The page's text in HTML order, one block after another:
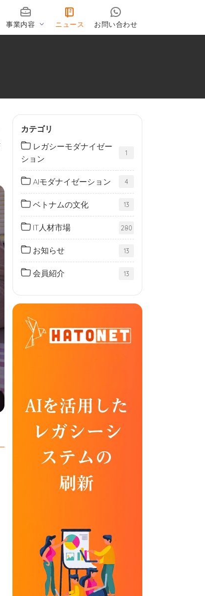
事業内容 ニュース お問い合わせ
カテゴリ
レガシーモダナイゼー
ション
1
AIモダナイゼーション 4
ベトナムの文化 13
IT人材市場 280
お知らせ 13
会員紹介 13